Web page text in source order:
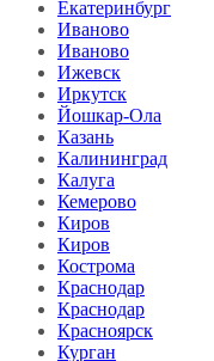
Екатеринбург
Иваново
Иваново
Ижевск
Иркутск
Йошкар-Ола
Казань
Калининград
Калуга
Кемерово
Киров
Киров
Кострома
Краснодар
Краснодар
Красноярск
Курган